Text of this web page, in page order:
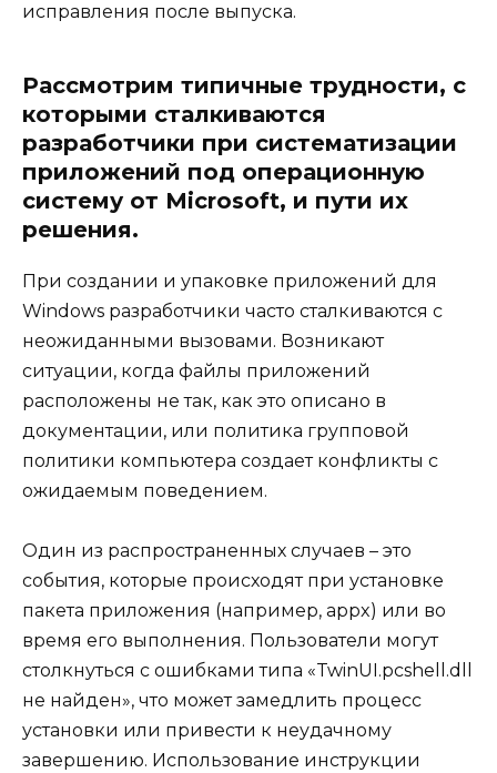
исправления после выпуска.
Рассмотрим типичные трудности, с
которыми сталкиваются
разработчики при систематизации
приложений под операционную
систему от Microsoft, и пути их
решения.
При создании и упаковке приложений для
Windows разработчики часто сталкиваются с
неожиданными вызовами. Возникают
ситуации, когда файлы приложений
расположены не так, как это описано в
документации, или политика групповой
политики компьютера создает конфликты с
ожидаемым поведением.
Один из распространенных случаев – это
события, которые происходят при установке
пакета приложения (например, appx) или во
время его выполнения. Пользователи могут
столкнуться с ошибками типа «TwinUI.pcshell.dll
не найден», что может замедлить процесс
установки или привести к неудачному
завершению. Использование инструкции